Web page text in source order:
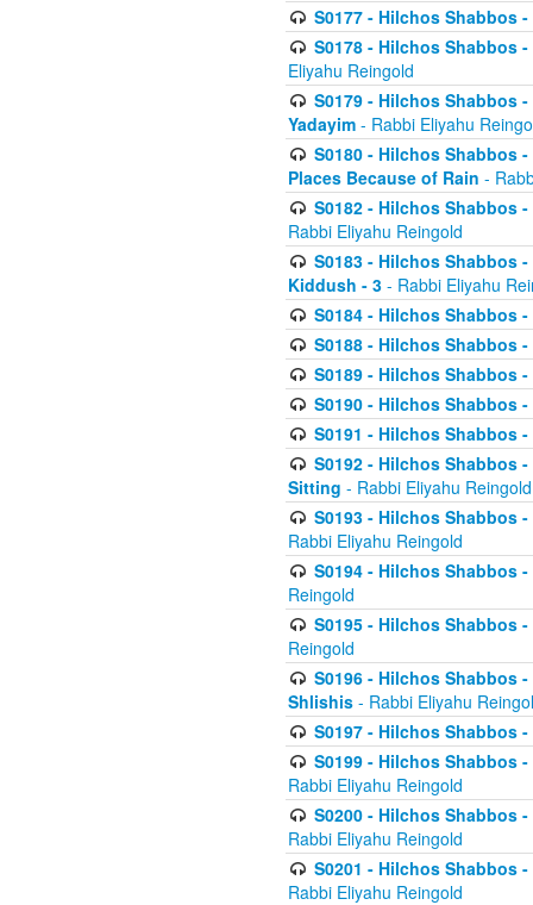
S0177 - Hilchos Shabbos
S0178 - Hilchos Shabbos
Eliyahu Reingold
S0179 - Hilchos Shabbos
Yadayim - Rabbi Eliyahu
S0180 - Hilchos Shabbos
Places Because of Rain -
S0182 - Hilchos Shabbos
Rabbi Eliyahu Reingold
S0183 - Hilchos Shabbos
Kiddush - 3 - Rabbi Eliyahu
S0184 - Hilchos Shabbos
S0188 - Hilchos Shabbos
S0189 - Hilchos Shabbos
S0190 - Hilchos Shabbos
S0191 - Hilchos Shabbos
S0192 - Hilchos Shabbos
Sitting - Rabbi Eliyahu Reingold
S0193 - Hilchos Shabbos
Rabbi Eliyahu Reingold
S0194 - Hilchos Shabbos
Reingold
S0195 - Hilchos Shabbos
Reingold
S0196 - Hilchos Shabbos
Shlishis - Rabbi Eliyahu
S0197 - Hilchos Shabbos
S0199 - Hilchos Shabbos
Rabbi Eliyahu Reingold
S0200 - Hilchos Shabbos
Rabbi Eliyahu Reingold
S0201 - Hilchos Shabbos
Rabbi Eliyahu Reingold